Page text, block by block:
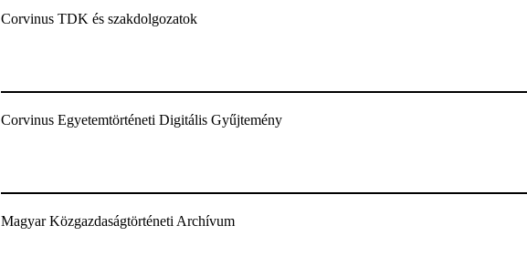
Corvinus TDK és szakdolgozatok
Corvinus Egyetemtörténeti Digitális Gyűjtemény
Magyar Közgazdaságtörténeti Archívum